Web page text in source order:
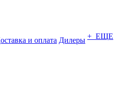
и оплата Дилеры + ЕЩЕ